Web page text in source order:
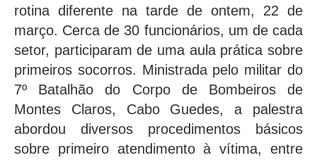
rotina diferente na tarde de ontem, 22 de
março. Cerca de 30 funcionários, um de cada
setor, participaram de uma aula prática sobre
primeiros socorros. Ministrada pelo militar do
7º Batalhão do Corpo de Bombeiros de
Montes Claros, Cabo Guedes, a palestra
abordou diversos procedimentos básicos
sobre primeiro atendimento à vítima, entre